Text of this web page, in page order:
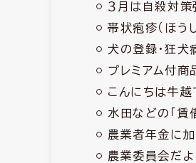
３月は自殺対
帯状疱疹（ほう
犬の登録・狂犬
プレミアム付
こんにちは牛
水田などの「賃
農業者年金に
農業委員会だ